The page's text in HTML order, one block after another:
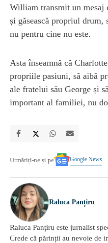
William transmit un mesaj
și găsească propriul drum,
nu pentru cine nu este.
Asta înseamnă că
propriile pasiuni, să aibă
ale fratelui său George și
important al familiei, nu
Urmăriți-ne și pe Google News
Raluca Panțiru
Raluca Panțiru este jurnalist
Crede că părinții au nevoie de